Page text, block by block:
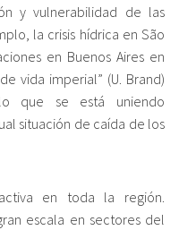
y vulnerabilidad de las
la crisis hídrica en São
en Buenos Aires en
vida imperial” (U. Brand)
que se está uniendo
situación de caída de los
en toda la región.
escala en sectores del